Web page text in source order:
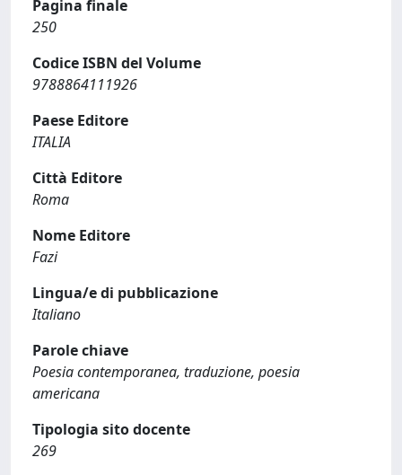
Pagina finale
250
Codice ISBN del Volume
9788864111926
Paese Editore
ITALIA
Città Editore
Roma
Nome Editore
Fazi
Lingua/e di pubblicazione
Italiano
Parole chiave
Poesia contemporanea, traduzione, poesia
americana
Tipologia sito docente
269